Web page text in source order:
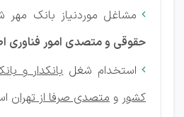
 مشاغل موردنیاز بانک مهر
حقوقی و متصدی امور فناوری
 استخدام شغلبانکدار و
کشور و متصدی صرفا از تهران